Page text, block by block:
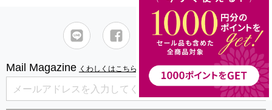
Mail Magazine くわしくはこちら